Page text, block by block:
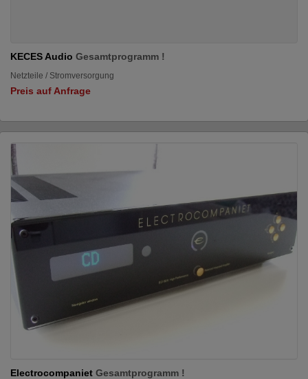
KECES Audio Gesamtprogramm !
Netzteile / Stromversorgung
Preis auf Anfrage
Electrocompaniet Gesamtprogramm !